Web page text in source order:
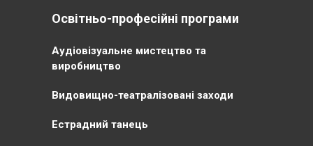
Освітньо-професійні програми
Аудіовізуальне мистецтво та
виробництво
Видовищно-театралізовані заходи
Естрадний танець